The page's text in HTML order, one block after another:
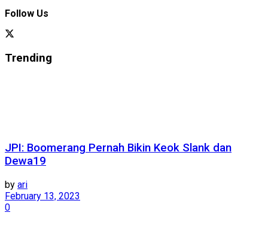
Follow Us
Trending
JPI: Boomerang Pernah Bikin Keok Slank dan
Dewa19
by ari
February 13, 2023
0